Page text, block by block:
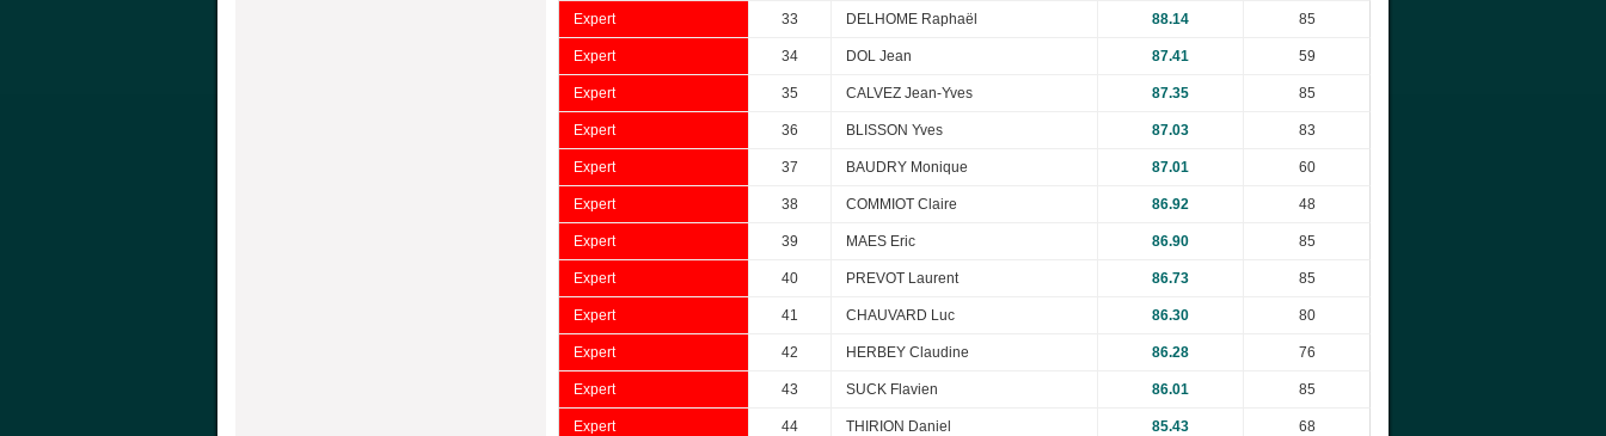
Expert 33 DELHOME Raphaël 88.14 85
Expert 34 DOL Jean 87.41 59
Expert 35 CALVEZ Jean-Yves 87.35 85
Expert 36 BLISSON Yves 87.03 83
Expert 37 BAUDRY Monique 87.01 60
Expert 38 COMMIOT Claire 86.92 48
Expert 39 MAES Eric 86.90 85
Expert 40 PREVOT Laurent 86.73 85
Expert 41 CHAUVARD Luc 86.30 80
Expert 42 HERBEY Claudine 86.28 76
Expert 43 SUCK Flavien 86.01 85
Expert 44 THIRION Daniel 85.43 68